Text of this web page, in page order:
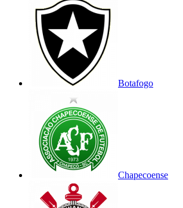
Botafogo
Chapecoense